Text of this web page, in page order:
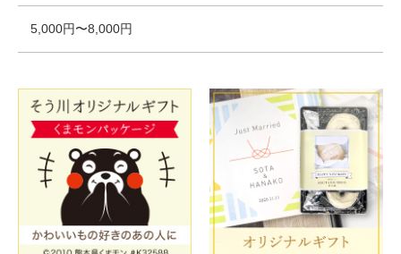
5,000円〜8,000円